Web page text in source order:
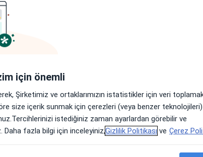
Bugün
7 Ağustos
Yarın
8 Ağustos
Paz,
9 Ağustos
Pzt,
10
için önemli
Şirketimiz ve ortaklarımızın istatistikler için veri
size içerik sunmak için çerezleri (veya benzer
istediğiniz zaman ayarlardan görebilir ve
Daha fazla bilgi için inceleyiniz,Gizlilik Politikası ve Çerez